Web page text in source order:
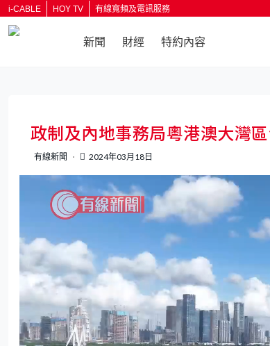
i-CABLE HOY TV 有線寬頻及電訊服務
新聞 財經 特約內容
政制及內地事務局粵港澳大灣
有線新聞 2024年03月18日